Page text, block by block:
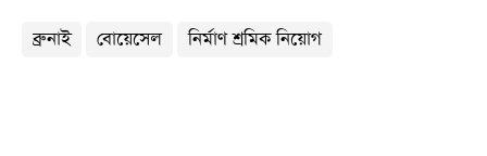
ব্রুনাই বোয়েসেল নির্মাণ শ্রমিক নিয়োগ